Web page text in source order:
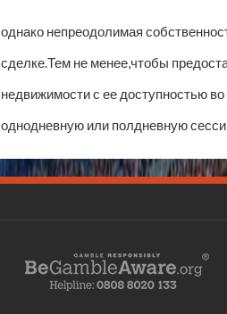
однако непреодолимая
сделке.Тем не менее,чтобы
недвижимости с ее доступностью
однодневную или полдневную